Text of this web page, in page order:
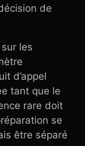
de
les
d’appel
tant que le
rare doit
se
être séparé